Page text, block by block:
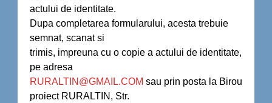
actului de identitate.
Dupa completarea formularului, acesta trebuie
semnat, scanat si
trimis, impreuna cu o copie a actului de identitate,
pe adresa
RURALTIN@GMAIL.COM sau prin posta la Birou
proiect RURALTIN, Str.